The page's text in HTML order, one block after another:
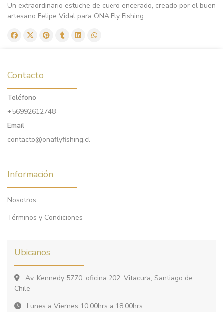
Un extraordinario estuche de cuero encerado, creado por el buen
artesano Felipe Vidal para ONA Fly Fishing.
Contacto
Teléfono
+56992612748
Email
contacto@onaflyfishing.cl
Información
Nosotros
Términos y Condiciones
Ubicanos
Av. Kennedy 5770, oficina 202, Vitacura, Santiago de
Chile
Lunes a Viernes 10:00hrs a 18:00hrs